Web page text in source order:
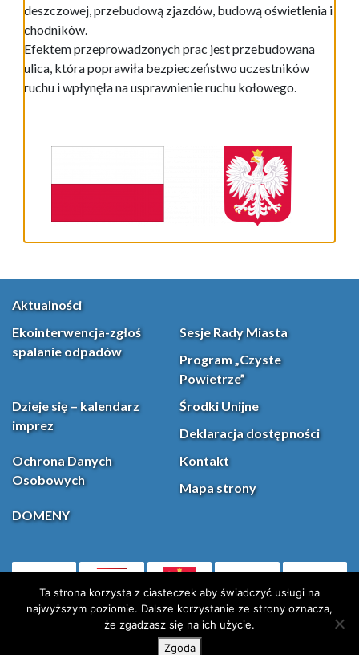
deszczowej, przebudową zjazdów, budową oświetlenia i
chodników.
Efektem przeprowadzonych prac jest przebudowana
ulica, która poprawiła bezpieczeństwo uczestników
ruchu i wpłynęła na usprawnienie ruchu kołowego.
Aktualności
Ekointerwencja-zgłoś
spalanie odpadów
Sesje Rady Miasta
Program „Czyste
Powietrze”
Dzieje się – kalendarz
imprez
Środki Unijne
Deklaracja dostępności
Ochrona Danych
Osobowych
Kontakt
Mapa strony
DOMENY
(otwiera się w nowej karcie)Facebook
X (Twitter)
Ta strona korzysta z ciasteczek aby świadczyć usługi na
najwyższym poziomie. Dalsze korzystanie ze strony oznacza,
że zgadzasz się na ich użycie.
Zgoda